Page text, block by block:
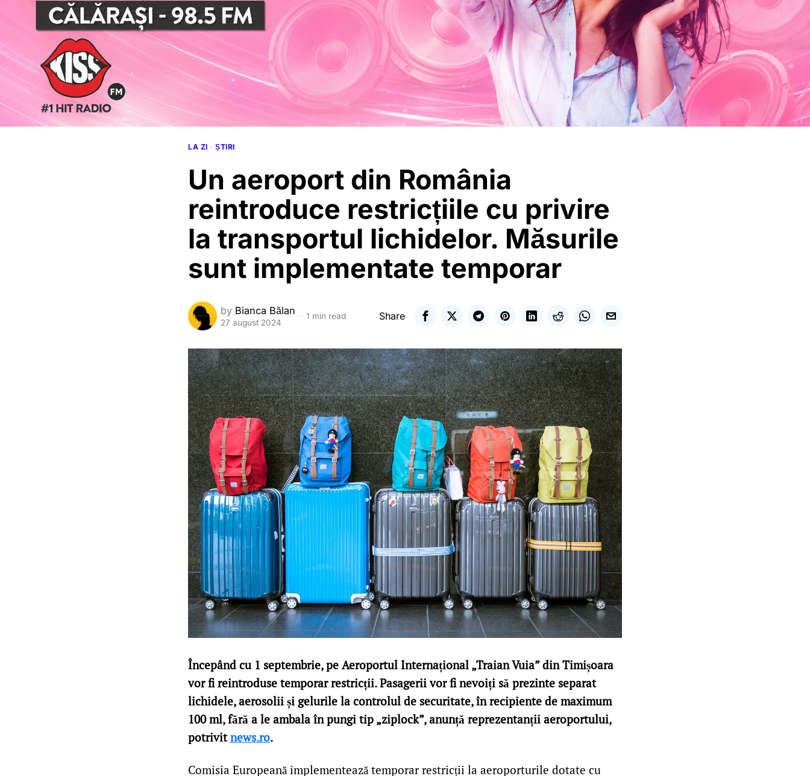
LA ZI · ȘTIRI
Un aeroport din România
reintroduce restricțiile cu privire
la transportul lichidelor. Măsurile
sunt implementate temporar
by Bianca Bălan
27 august 2024
1 min read Share
Începând cu 1 septembrie, pe Aeroportul Internațional „Traian Vuia” din Timișoara
vor fi reintroduse temporar restricții. Pasagerii vor fi nevoiți să prezinte separat
lichidele, aerosolii și gelurile la controlul de securitate, în recipiente de maximum
100 ml, fără a le ambala în pungi tip „ziplock”, anunță reprezentanții aeroportului,
potrivitnews.ro.
Comisia Europeană implementează temporar restricții la aeroporturile dotate cu